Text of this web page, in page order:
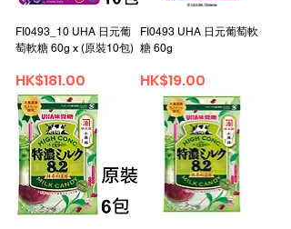
FI0493_10 UHA 日元葡
萄軟糖 60g x (原裝10包)
Price
HK$181.00
FI0493 UHA 日元葡萄軟
糖 60g
Price
HK$19.00